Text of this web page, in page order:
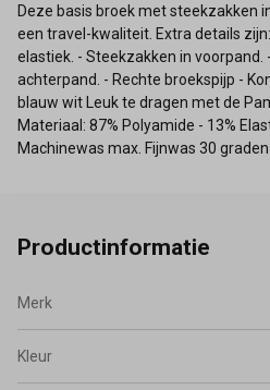
Deze basis broek met steekzakken
een travel-kwaliteit. Extra details
elastiek. - Steekzakken in voorpand.
achterpand. - Rechte broekspijp -
blauw wit Leuk te dragen met de
Materiaal: 87% Polyamide - 13%
Machinewas max. Fijnwas 30
Productinformatie
Merk
Kleur